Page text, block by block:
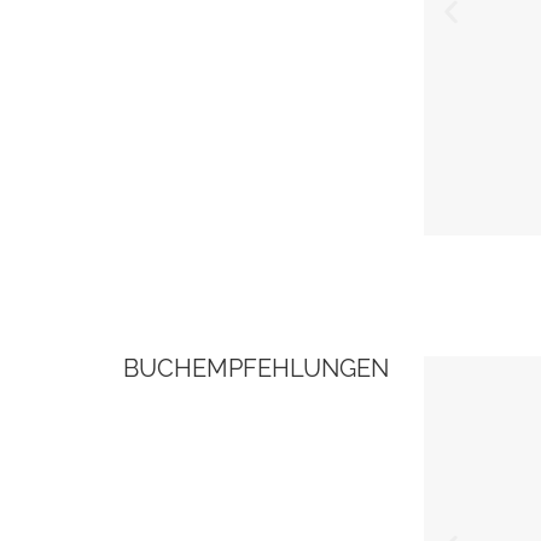
BUCHEMPFEHLUNGEN